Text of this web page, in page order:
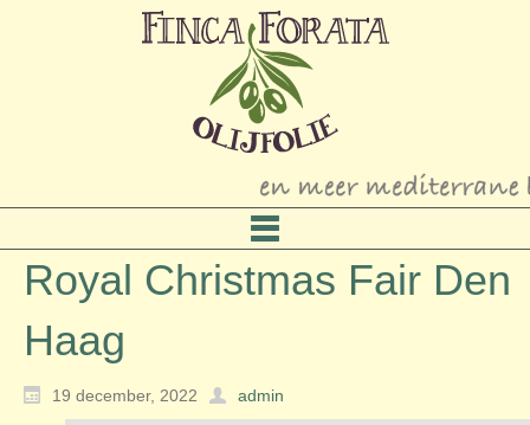
Royal Christmas Fair Den
Haag
19 december, 2022 admin